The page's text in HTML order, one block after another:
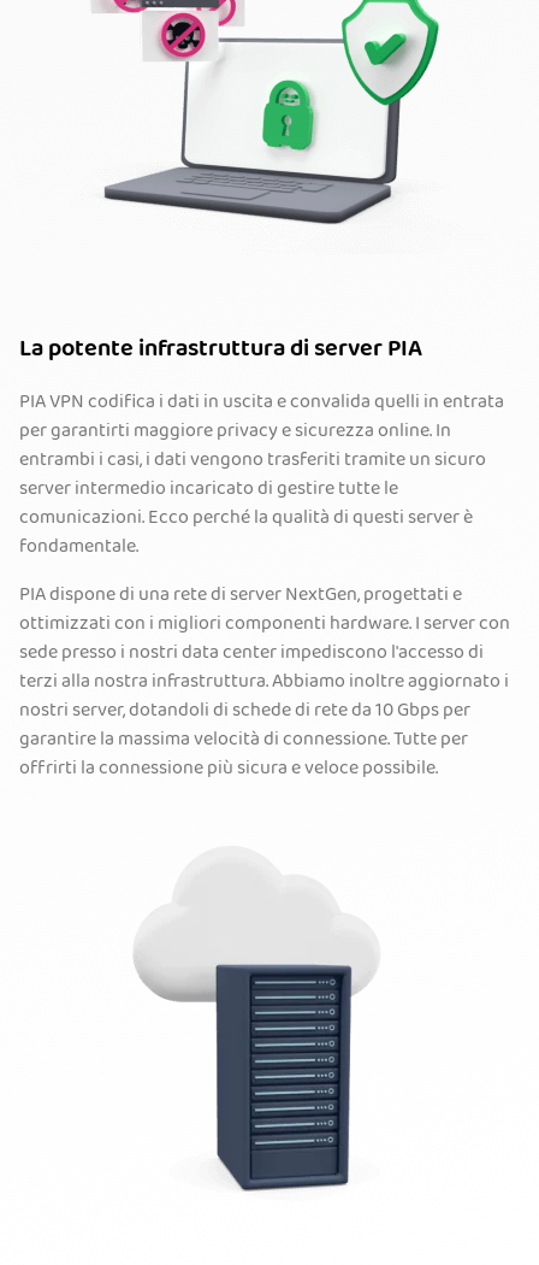
La potente infrastruttura di server PIA
PIA VPN codifica i dati in uscita e convalida quelli in entrata
per garantirti maggiore privacy e sicurezza online. In
entrambi i casi, i dati vengono trasferiti tramite un sicuro
server intermedio incaricato di gestire tutte le
comunicazioni. Ecco perché la qualità di questi server è
fondamentale.
PIA dispone di una rete di server NextGen, progettati e
ottimizzati con i migliori componenti hardware. I server con
sede presso i nostri data center impediscono l'accesso di
terzi alla nostra infrastruttura. Abbiamo inoltre aggiornato i
nostri server, dotandoli di schede di rete da 10 Gbps per
garantire la massima velocità di connessione. Tutte per
offrirti la connessione più sicura e veloce possibile.